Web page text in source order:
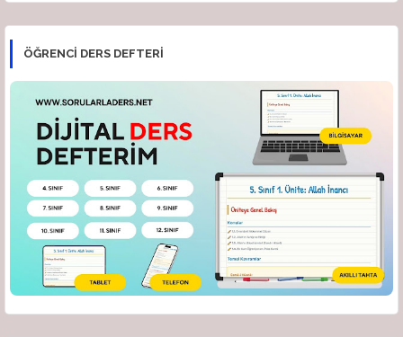
ÖĞRENCI DERS DEFTERI